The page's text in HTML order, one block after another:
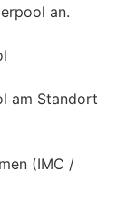
an.
am Standort
(IMC /